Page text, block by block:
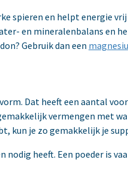
spieren en helpt energie
en mineralenbalans en
Gebruik dan een
Dat heeft een aantal
vermengen met
kun je zo gemakkelijk je
nodig heeft. Een poeder is